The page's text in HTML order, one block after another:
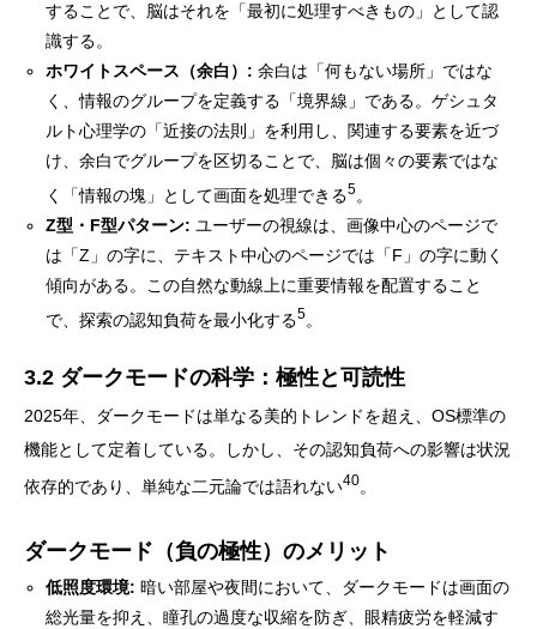
することで、脳はそれを「最初に処理すべきもの」として認
識する。
ホワイトスペース（余白）: 余白は「何もない場所」ではな
く、情報のグループを定義する「境界線」である。ゲシュタ
ルト心理学の「近接の法則」を利用し、関連する要素を近づ
け、余白でグループを区切ることで、脳は個々の要素ではな
く「情報の塊」として画面を処理できる5。
Z型・F型パターン: ユーザーの視線は、画像中心のページで
は「Z」の字に、テキスト中心のページでは「F」の字に動く
傾向がある。この自然な動線上に重要情報を配置すること
で、探索の認知負荷を最小化する5。
3.2 ダークモードの科学：極性と可読性
2025年、ダークモードは単なる美的トレンドを超え、OS標準の
機能として定着している。しかし、その認知負荷への影響は状況
依存的であり、単純な二元論では語れない40。
ダークモード（負の極性）のメリット
低照度環境: 暗い部屋や夜間において、ダークモードは画面の
総光量を抑え、瞳孔の過度な収縮を防ぎ、眼精疲労を軽減す